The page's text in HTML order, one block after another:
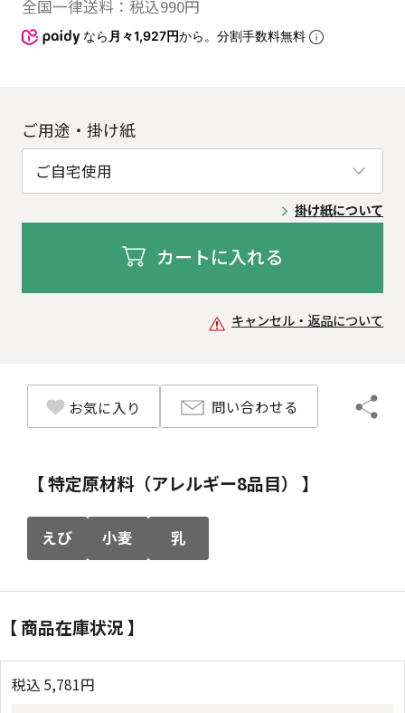
全国一律送料：税込990円
なら 月々1,927円から。分割手数料無料
ご用途・掛け紙
掛け紙について
カートに入れる
キャンセル・返品について
お気に入り 問い合わせる
【 特定原材料（アレルギー8品目） 】
えび 小麦 乳
【 商品在庫状況 】
税込 5,781円